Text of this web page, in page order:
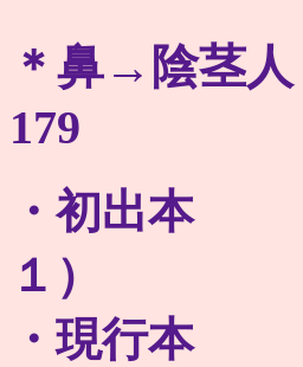
＊鼻→陰茎
179
・初出本
１）
・現行本